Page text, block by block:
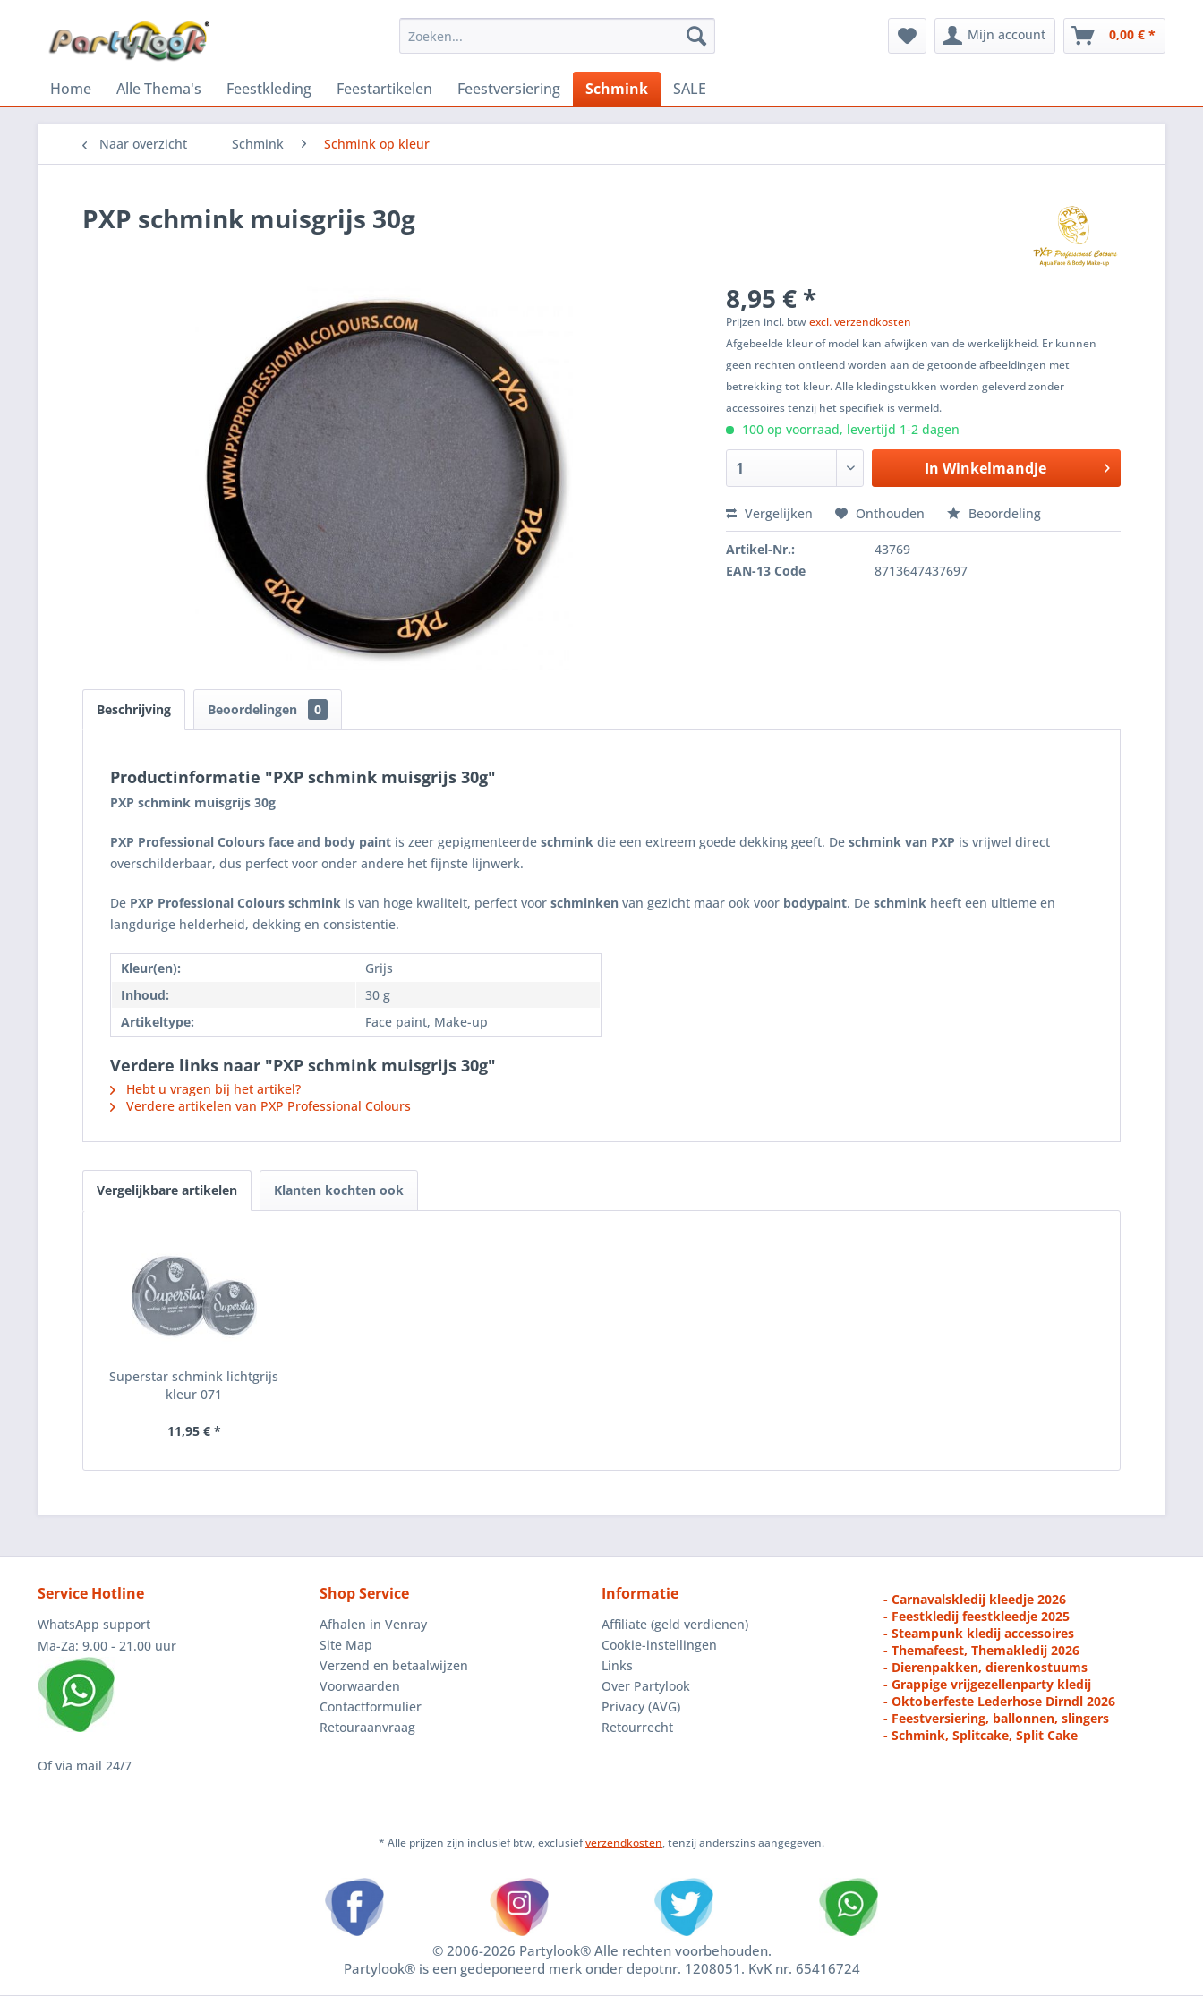
Mijn account 0,00 € *
Home Alle Thema's Feestkleding Feestartikelen Feestversiering Schmink SALE
Naar overzicht Schmink Schmink op kleur
PXP schmink muisgrijs 30g
8,95 € *
Prijzen incl. btwexcl. verzendkosten
Afgebeelde kleur of model kan afwijken van de werkelijkheid. Er kunnen
geen rechten ontleend worden aan de getoonde afbeeldingen met
betrekking tot kleur. Alle kledingstukken worden geleverd zonder
accessoires tenzij het specifiek is vermeld.
100 op voorraad, levertijd 1-2 dagen
In Winkelmandje
Vergelijken Onthouden Beoordeling
Artikel-Nr.:
43769
EAN-13 Code
8713647437697
Beschrijving Beoordelingen 0
Productinformatie "PXP schmink muisgrijs 30g"
PXP schmink muisgrijs 30g
PXP Professional Colours face and body paint is zeer gepigmenteerde schmink die een extreem goede dekking geeft. De schmink van PXP is vrijwel direct
overschilderbaar, dus perfect voor onder andere het fijnste lijnwerk.
De PXP Professional Colours schmink is van hoge kwaliteit, perfect voor schminken van gezicht maar ook voor bodypaint. De schmink heeft een ultieme en
langdurige helderheid, dekking en consistentie.
Kleur(en):
Grijs
Inhoud:
30 g
Artikeltype:
Face paint, Make-up
Verdere links naar "PXP schmink muisgrijs 30g"
Hebt u vragen bij het artikel?
Verdere artikelen van PXP Professional Colours
Vergelijkbare artikelen Klanten kochten ook
Superstar schmink lichtgrijs
kleur 071
11,95 € *
Service Hotline
WhatsApp support
Ma-Za: 9.00 - 21.00 uur
Of via mail 24/7
Shop Service
Afhalen in Venray
Site Map
Verzend en betaalwijzen
Voorwaarden
Contactformulier
Retouraanvraag
Informatie
Affiliate (geld verdienen)
Cookie-instellingen
Links
Over Partylook
Privacy (AVG)
Retourrecht
- Carnavalskledij kleedje 2026
- Feestkledij feestkleedje 2025
- Steampunk kledij accessoires
- Themafeest, Themakledij 2026
- Dierenpakken, dierenkostuums
- Grappige vrijgezellenparty kledij
- Oktoberfeste Lederhose Dirndl 2026
- Feestversiering, ballonnen, slingers
- Schmink, Splitcake, Split Cake
* Alle prijzen zijn inclusief btw, exclusiefverzendkosten, tenzij anderszins aangegeven.
© 2006-2026 Partylook® Alle rechten voorbehouden.
Partylook® is een gedeponeerd merk onder depotnr. 1208051. KvK nr. 65416724